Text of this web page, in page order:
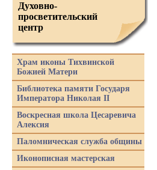
Духовно-
просветительский
центр
Храм иконы Тихвинской
Божией Матери
Библиотека памяти Государя
Императора Николая II
Воскресная школа Цесаревича
Алексия
Паломническая служба общины
Иконописная мастерская